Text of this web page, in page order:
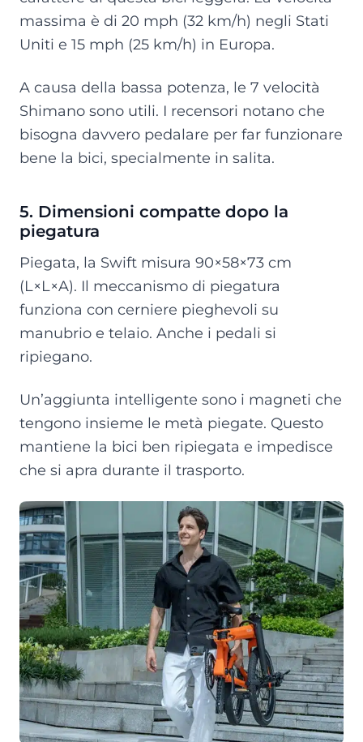
massima è di 20 mph (32 km/h) negli Stati
Uniti e 15 mph (25 km/h) in Europa.
A causa della bassa potenza, le 7 velocità
Shimano sono utili. I recensori notano che
bisogna davvero pedalare per far funzionare
bene la bici, specialmente in salita.
5. Dimensioni compatte dopo la
piegatura
Piegata, la Swift misura 90×58×73 cm
(L×L×A). Il meccanismo di piegatura
funziona con cerniere pieghevoli su
manubrio e telaio. Anche i pedali si
ripiegano.
Un’aggiunta intelligente sono i magneti che
tengono insieme le metà piegate. Questo
mantiene la bici ben ripiegata e impedisce
che si apra durante il trasporto.